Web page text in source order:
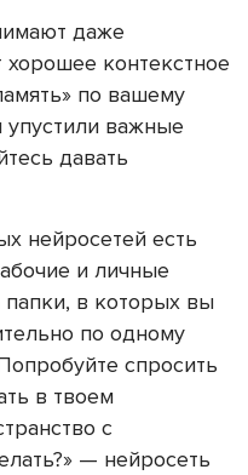
даже
контекстное
по вашему
упустили важные
давать
нейросетей есть
и личные
папки, в которых вы
по одному
спросить
в твоем
с
— нейросеть